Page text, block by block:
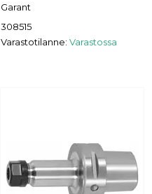
Garant
308515
Varastotilanne: Varastossa